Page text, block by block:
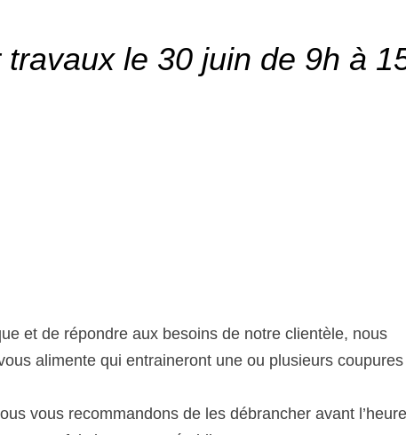
le 30 juin de 9h à
et de répondre aux besoins de notre clientèle, nous
alimente qui entraineront une ou plusieurs coupures
vous recommandons de les débrancher avant